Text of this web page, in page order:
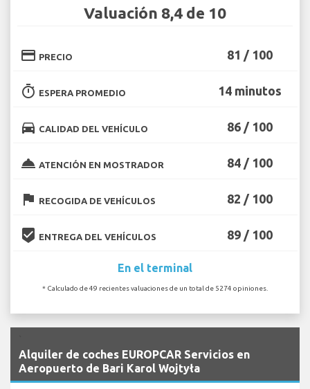
Valuación 8,4 de 10
credit_card PRECIO 81 / 100
timer ESPERA PROMEDIO 14 minutos
directions_car CALIDAD DEL VEHÍCULO 86 / 100
room_service ATENCIÓN EN MOSTRADOR 84 / 100
flag RECOGIDA DE VEHÍCULOS 82 / 100
beenhere ENTREGA DEL VEHÍCULOS 89 / 100
En el terminal
* Calculado de 49 recientes valuaciones de un total de 5274 opiniones.
Alquiler de coches EUROPCAR Servicios en
Aeropuerto de Bari Karol Wojtyła